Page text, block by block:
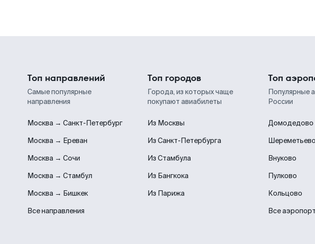
Топ направлений
Самые популярные
направления
Москва → Санкт-Петербург
Москва → Ереван
Москва → Сочи
Москва → Стамбул
Москва → Бишкек
Все направления
Топ городов
Города, из которых чаще
покупают авиабилеты
Из Москвы
Из Санкт-Петербурга
Из Стамбула
Из Бангкока
Из Парижа
Топ
Популярные
России
Домодедово
Шереметьево
Внуково
Пулково
Кольцово
Все